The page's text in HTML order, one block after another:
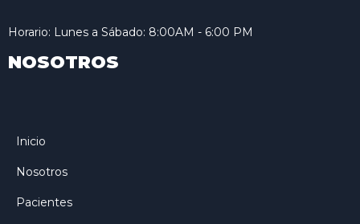
Horario: Lunes a Sábado: 8:00AM - 6:00 PM
NOSOTROS
Inicio
Nosotros
Pacientes